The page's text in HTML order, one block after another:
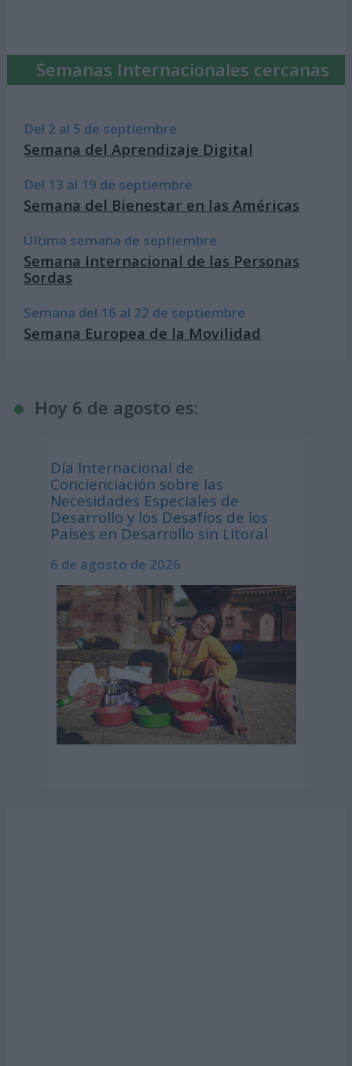
Semanas Internacionales cercanas
Del 2 al 5 de septiembre
Semana del Aprendizaje Digital
Del 13 al 19 de septiembre
Semana del Bienestar en las Américas
Última semana de septiembre
Semana Internacional de las Personas
Sordas
Semana del 16 al 22 de septiembre
Semana Europea de la Movilidad
Hoy 6 de agosto es:
Día Internacional de
Concienciación sobre las
Necesidades Especiales de
Desarrollo y los Desafíos de los
Países en Desarrollo sin Litoral
6 de agosto de 2026